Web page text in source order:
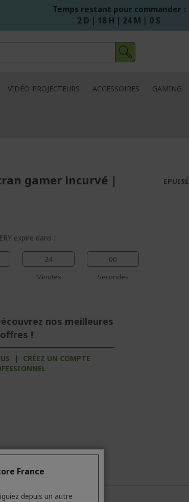
Temps restant pour commander :
2 D | 18 H | 23 M | 59 S
VIDÉO-PROJECTEURS ACCESSOIRES GAMING
gamer incurvé |
expire dans :
24
Minutes
00
Secondes
nos meilleures
offres !
|
CRÉEZ UN COMPTE
EPUISÉ
France
depuis un autre